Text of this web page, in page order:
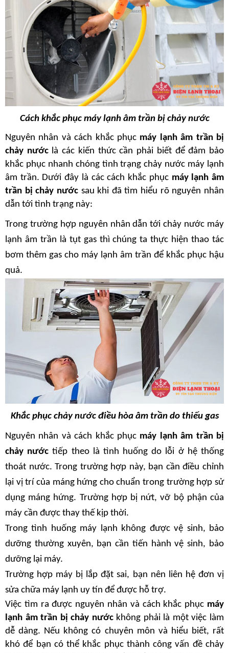
Cách khắc phục máy lạnh âm trần bị chảy nước
Nguyên nhân và cách khắc phục máy lạnh âm trần bị
chảy nước là các kiến thức cần phải biết để đảm bảo
khắc phục nhanh chóng tình trạng chảy nước máy lạnh
âm trần. Dưới đây là các cách khắc phục máy lạnh âm
trần bị chảy nước sau khi đã tìm hiểu rõ nguyên nhân
dẫn tới tình trạng này:
Trong trường hợp nguyên nhân dẫn tới chảy nước máy
lạnh âm trần là tụt gas thì chúng ta thực hiện thao tác
bơm thêm gas cho máy lạnh âm trần để khắc phục hậu
quả.
Khắc phục chảy nước điều hòa âm trần do thiếu gas
Nguyên nhân và cách khắc phục máy lạnh âm trần bị
chảy nước tiếp theo là tình huống do lỗi ở hệ thống
thoát nước. Trong trường hợp này, bạn cần điều chỉnh
lại vị trí của máng hứng cho chuẩn trong trường hợp sử
dụng máng hứng. Trường hợp bị nứt, vỡ bộ phận của
máy cần được thay thế kịp thời.
Trong tình huống máy lạnh không được vệ sinh, bảo
dưỡng thường xuyên, bạn cần tiến hành vệ sinh, bảo
dưỡng lại máy.
Trường hợp máy bị lắp đặt sai, bạn nên liên hệ đơn vị
sửa chữa máy lạnh uy tín để được hỗ trợ.
Việc tìm ra được nguyên nhân và cách khắc phục máy
lạnh âm trần bị chảy nước không phải là một việc làm
dễ dàng. Nếu không có chuyên môn và hiểu biết, rất
khó để bạn có thể khắc phục thành công vấn đề chảy